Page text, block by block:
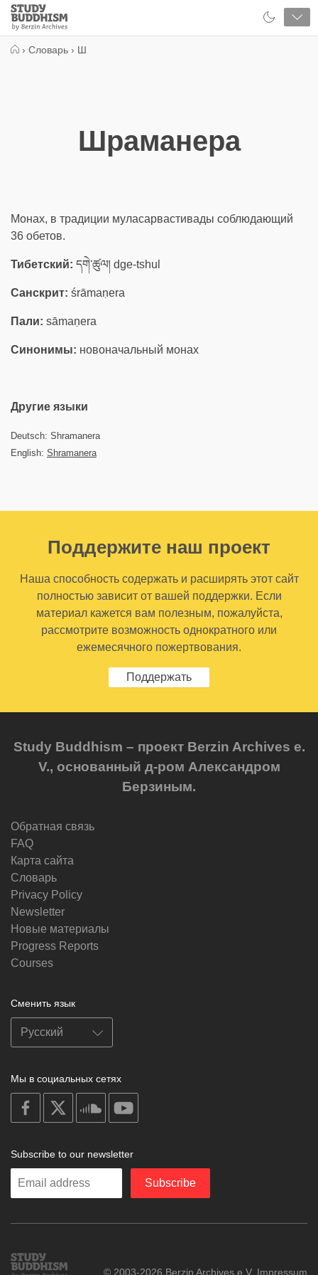
Close
Study
Buddhism
› Словарь › Ш
Шраманера
Монах, в традиции муласарвастивады соблюдающий
36 обетов.
Тибетский: དགེ་ཚུལ། dge-tshul
Санскрит: śrāmaṇera
Пали: sāmaṇera
Синонимы: новоначальный монах
Другие языки
Deutsch: Shramanera
English: Shramanera
Поддержите наш проект
Наша способность содержать и расширять этот сайт
полностью зависит от вашей поддержки. Если
материал кажется вам полезным, пожалуйста,
рассмотрите возможность однократного или
ежемесячного пожертвования.
Поддержать
Study Buddhism – проект Berzin Archives e.
V., основанный д-ром Александром
Берзиным.
Обратная связь
FAQ
Карта сайта
Словарь
Privacy Policy
Newsletter
Новые материалы
Progress Reports
Courses
Сменить язык
Мы в социальных сетях
on
facebook
soundcloud
Subscribe to our newsletter
Enter
Subscribe
Study
© 2003-2026 Berzin Archives e.V. Impressum